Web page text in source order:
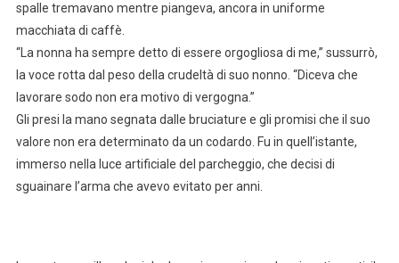
spalle tremavano mentre piangeva, ancora in uniforme
macchiata di caffè.
“La nonna ha sempre detto di essere orgogliosa di me,” sussurrò,
la voce rotta dal peso della crudeltà di suo nonno. “Diceva che
lavorare sodo non era motivo di vergogna.”
Gli presi la mano segnata dalle bruciature e gli promisi che il suo
valore non era determinato da un codardo. Fu in quell’istante,
immerso nella luce artificiale del parcheggio, che decisi di
sguainare l’arma che avevo evitato per anni.